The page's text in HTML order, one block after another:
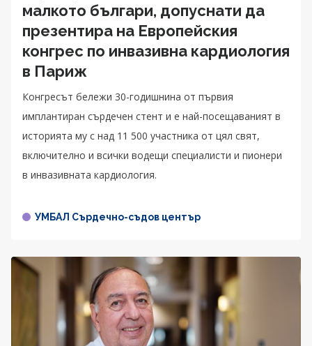
малкото българи, допуснати да
презентира на Европейския
конгрес по инвазивна кардиология
в Париж
Конгресът бележи 30-годишнина от първия
имплантиран сърдечен стент и е най-посещаваният в
историята му с над 11 500 участника от цял свят,
включително и всички водещи специалисти и пионери
в инвазивната кардиология.
УМБАЛ Сърдечно-съдов център